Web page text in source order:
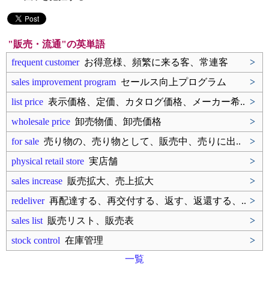
"販売・流通"の英単語
frequent customerお得意様、頻繁に来る客、常連客
>
sales improvement program セールス向上プログラム
>
list price 表示価格、定価、カタログ価格、メーカー希.. >
wholesale price 卸売物価、卸売価格
>
for sale 売り物の、売り物として、販売中、売りに出..
>
physical retail store 実店舗
>
sales increase 販売拡大、売上拡大
>
redeliver再配達する、再交付する、返す、返還する、.. >
sales list 販売リスト、販売表
>
stock control 在庫管理
>
一覧